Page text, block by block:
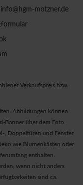
motzner.de
Verkaufspreis bzw.
Abbildungen können
Banner über dem Foto
, Doppeltüren und Fenster
wie Blumenkästen oder
enthalten.
wenn nicht anders
sind ca.